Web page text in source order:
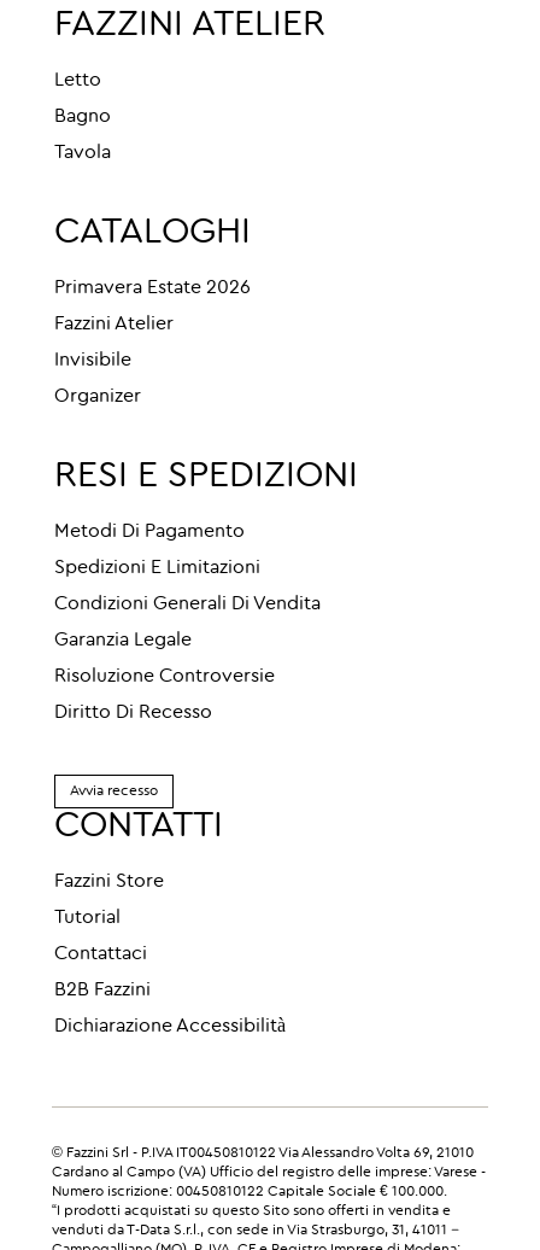
FAZZINI ATELIER
Letto
Bagno
Tavola
CATALOGHI
Primavera Estate 2026
Fazzini Atelier
Invisibile
Organizer
RESI E SPEDIZIONI
Metodi Di Pagamento
Spedizioni E Limitazioni
Condizioni Generali Di Vendita
Garanzia Legale
Risoluzione Controversie
Diritto Di Recesso
Avvia recesso
CONTATTI
Fazzini Store
Tutorial
Contattaci
B2B Fazzini
Dichiarazione Accessibilità
© Fazzini Srl - P.IVA IT00450810122 Via Alessandro Volta 69, 21010
Cardano al Campo (VA) Ufficio del registro delle imprese: Varese -
Numero iscrizione: 00450810122 Capitale Sociale € 100.000.
“I prodotti acquistati su questo Sito sono offerti in vendita e
venduti da T-Data S.r.l., con sede in Via Strasburgo, 31, 41011 –